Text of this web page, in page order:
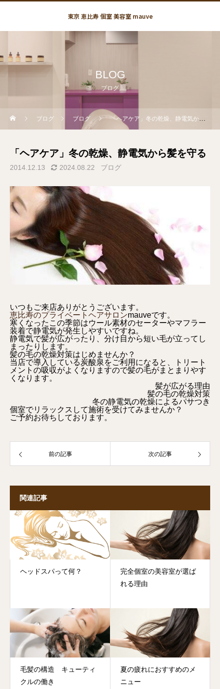
東京 恵比寿 個室 美容室 mauve
BLOG
ブログ
ブログ ブログ 「ヘアケア」冬の乾燥、静電気から髪を守る
「ヘアケア」冬の乾燥、静電気から髪を守る
2014.12.13 2024.08.22 ブログ
いつもご来店ありがとうございます。
恵比寿のプライベートヘアサロンmauveです。
寒くなったこの季節はウール素材のセーターやマフラー
装着で静電気が発生しやすいですね。
静電気で髪が広がったり、分け目から短い毛が立ってし
まったりします。
髪の毛の乾燥対策はじめませんか？
当店で導入している炭酸泉をご利用になると、トリート
メントの吸収がよくなりますので髪の毛がまとまりやす
くなります。
髪が広がる理由
髪の毛の乾燥対策
冬の静電気の乾燥によるパサつき
個室でリラックスして施術を受けてみませんか？
ご予約お待ちしております。
前の記事 次の記事
関連記事
ヘッドスパって何？
完全個室の美容室が選ば
れる理由
毛髪の構造 キューティ
クルの働き
夏の疲れにおすすめのメ
ニュー